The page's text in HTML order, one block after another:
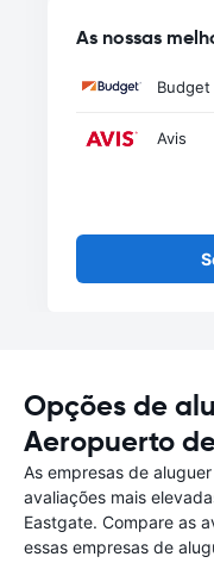
As nossas
Budget
Avis
Opções de
Aeropuerto
As empresas de
avaliações mais
Eastgate. Compare as
essas empresas de